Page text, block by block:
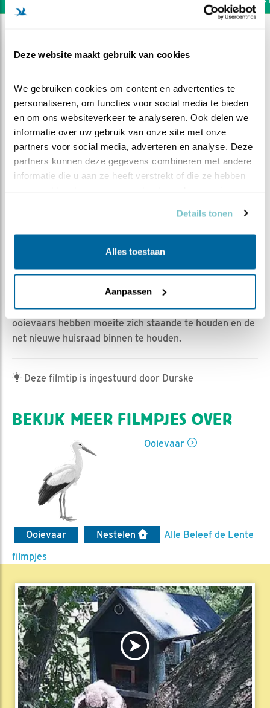
Deze website maakt gebruik van cookies
We gebruiken cookies om content en advertenties te
personaliseren, om functies voor social media te bieden
en om ons websiteverkeer te analyseren. Ook delen we
informatie over uw gebruik van onze site met onze
partners voor social media, adverteren en analyse. Deze
partners kunnen deze gegevens combineren met andere
informatie die u aan ze heeft verstrekt of die ze hebben
Details tonen
Alles toestaan
Aanpassen
Voor de wind
Jan-Willem BDL | Geplaatst op 24 april 2023, 14:34 |
Bewaar dit filmpje |
Er staat redelijk wat wind. Windkracht 5. Onze
ooievaars hebben moeite zich staande te houden en de
net nieuwe huisraad binnen te houden.
Deze filmtip is ingestuurd door Durske
BEKIJK MEER FILMPJES OVER
Ooievaar
Ooievaar Nestelen
Alle Beleef de Lente
filmpjes